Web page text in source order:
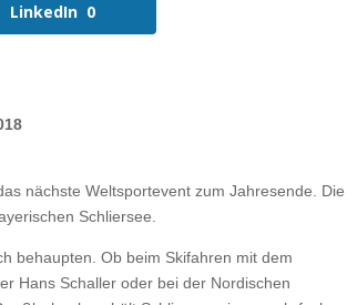
LinkedIn 0
nächste Weltsportevent zum Jahresende. Die
Schliersee.
behaupten. Ob beim Skifahren mit dem
Hans Schaller oder bei der Nordischen